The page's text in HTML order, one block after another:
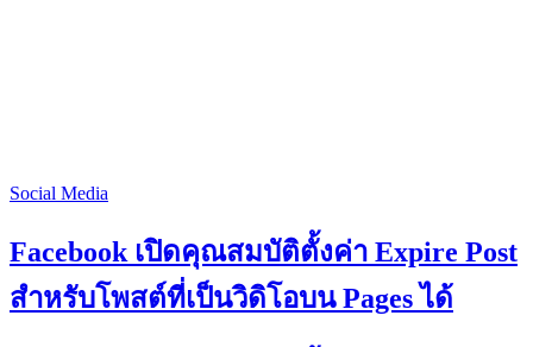
Social Media
Facebook เปิดคุณสมบัติตั้งค่า Expire Post
สำหรับโพสต์ที่เป็นวิดิโอบน Pages ได้